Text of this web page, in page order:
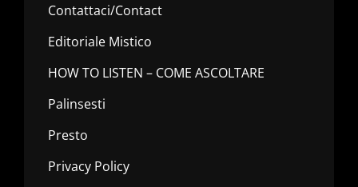
Contattaci/Contact
Editoriale Mistico
HOW TO LISTEN – COME ASCOLTARE
Palinsesti
Presto
Privacy Policy